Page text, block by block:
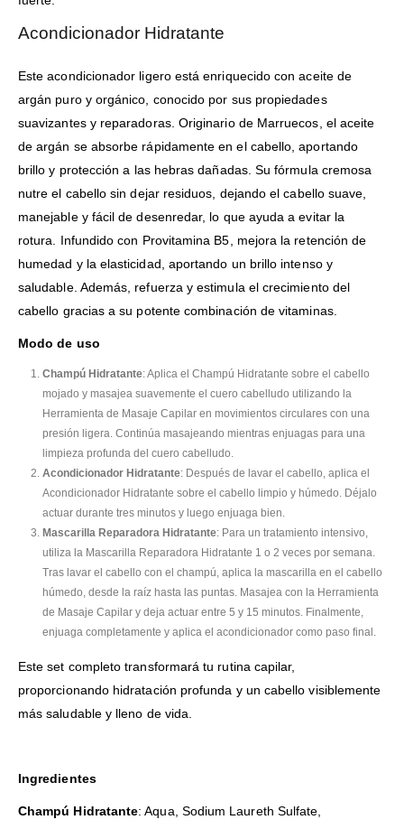
Acondicionador Hidratante
Este acondicionador ligero está enriquecido con aceite de
argán puro y orgánico, conocido por sus propiedades
suavizantes y reparadoras. Originario de Marruecos, el aceite
de argán se absorbe rápidamente en el cabello, aportando
brillo y protección a las hebras dañadas. Su fórmula cremosa
nutre el cabello sin dejar residuos, dejando el cabello suave,
manejable y fácil de desenredar, lo que ayuda a evitar la
rotura. Infundido con Provitamina B5, mejora la retención de
humedad y la elasticidad, aportando un brillo intenso y
saludable. Además, refuerza y estimula el crecimiento del
cabello gracias a su potente combinación de vitaminas.
Modo de uso
Champú Hidratante: Aplica el Champú Hidratante sobre el cabello
mojado y masajea suavemente el cuero cabelludo utilizando la
Herramienta de Masaje Capilar en movimientos circulares con una
presión ligera. Continúa masajeando mientras enjuagas para una
limpieza profunda del cuero cabelludo.
Acondicionador Hidratante: Después de lavar el cabello, aplica el
Acondicionador Hidratante sobre el cabello limpio y húmedo. Déjalo
actuar durante tres minutos y luego enjuaga bien.
Mascarilla Reparadora Hidratante: Para un tratamiento intensivo,
utiliza la Mascarilla Reparadora Hidratante 1 o 2 veces por semana.
Tras lavar el cabello con el champú, aplica la mascarilla en el cabello
húmedo, desde la raíz hasta las puntas. Masajea con la Herramienta
de Masaje Capilar y deja actuar entre 5 y 15 minutos. Finalmente,
enjuaga completamente y aplica el acondicionador como paso final.
Este set completo transformará tu rutina capilar,
proporcionando hidratación profunda y un cabello visiblemente
más saludable y lleno de vida.
Ingredientes
Champú Hidratante: Aqua, Sodium Laureth Sulfate,